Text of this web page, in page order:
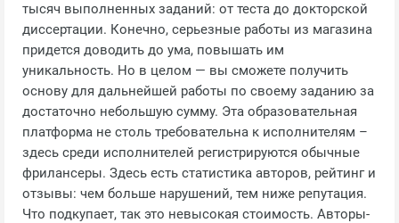
тысяч выполненных заданий: от теста до докторской
диссертации. Конечно, серьезные работы из магазина
придется доводить до ума, повышать им
уникальность. Но в целом — вы сможете получить
основу для дальнейшей работы по своему заданию за
достаточно небольшую сумму. Эта образовательная
платформа не столь требовательна к исполнителям –
здесь среди исполнителей регистрируются обычные
фрилансеры. Здесь есть статистика авторов, рейтинг и
отзывы: чем больше нарушений, тем ниже репутация.
Что подкупает, так это невысокая стоимость. Авторы-